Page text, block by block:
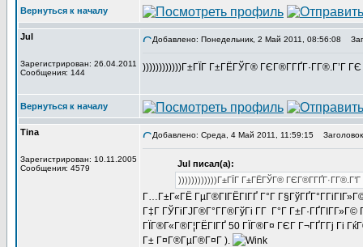
Вернуться к началу
Jul
Зарегистрирован: 26.04.2011
Сообщения: 144
Добавлено: Понедельник, 2 Май 2011, 08:56:08
))))))))))))Г±ГЇГ Г±ГЁГЎГ® ГЄГ®Г­ГҐГ·Г­Г®.Г’Г ГЄ
Вернуться к началу
Tina
Зарегистрирован: 10.11.2005
Сообщения: 4579
Добавлено: Среда, 4 Май 2011, 11:59:15
Jul писал(а):
))))))))))))Г±ГЇГ Г±ГЁГЎГ® ГЄГ®Г­ГҐГ·Г­Г®.Г’Г
Г…Г±Г«ГЁ ГµГ®ГІГЁГІГҐ Г°Г
Г‡Г ГЎГіГЈГ®Г°Г­Г®ГўГі Г­Г Г°Г Г±Г·ГҐГІГ­Г»Г©
ГЇГ®Г«Г®Г¦ГЁГІГҐ 50 ГЇГ®Г¤ ГЄГ Г¬ГҐГ­Гј Гі
Г± Г¤Г®ГµГ®Г¤Г ).